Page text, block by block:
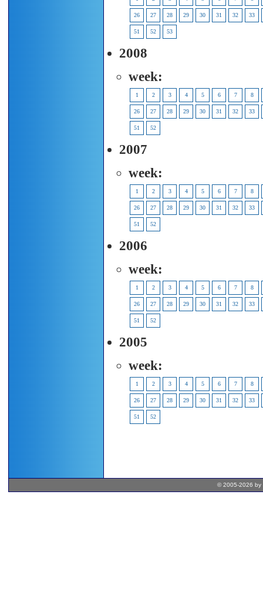
26 27 28 29 30 31 32 33
51 52 53
2008
week:
1 2 3 4 5 6 7 8
26 27 28 29 30 31 32 33
51 52
2007
week:
1 2 3 4 5 6 7 8
26 27 28 29 30 31 32 33
51 52
2006
week:
1 2 3 4 5 6 7 8
26 27 28 29 30 31 32 33
51 52
2005
week:
1 2 3 4 5 6 7 8
26 27 28 29 30 31 32 33
51 52
© 2005-2026 by